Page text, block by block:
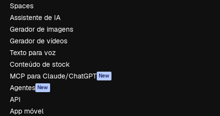
Spaces
Assistente de IA
Gerador de imagens
Gerador de vídeos
Texto para voz
Conteúdo de stock
MCP para Claude/ChatGPT New
Agentes New
API
App móvel